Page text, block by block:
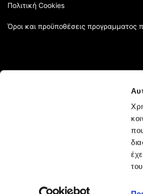
Πολιτική Cookies
Όροι και προϋποθέσεις προγραμματος